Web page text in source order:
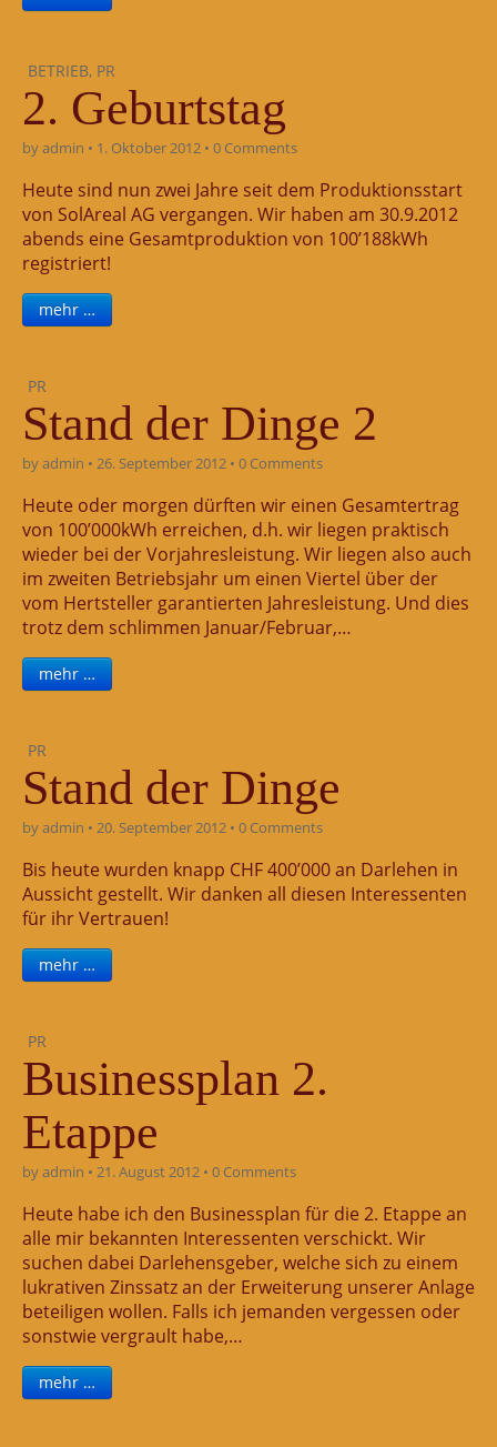
BETRIEB, PR
2. Geburtstag
byadmin • 1. Oktober 2012 • 0 Comments
Heute sind nun zwei Jahre seit dem Produktionsstart
von SolAreal AG vergangen. Wir haben am 30.9.2012
abends eine Gesamtproduktion von 100’188kWh
registriert!
mehr …
PR
Stand der Dinge 2
byadmin • 26. September 2012 • 0 Comments
Heute oder morgen dürften wir einen Gesamtertrag
von 100’000kWh erreichen, d.h. wir liegen praktisch
wieder bei der Vorjahresleistung. Wir liegen also auch
im zweiten Betriebsjahr um einen Viertel über der
vom Hertsteller garantierten Jahresleistung. Und dies
trotz dem schlimmen Januar/Februar,…
mehr …
PR
Stand der Dinge
byadmin • 20. September 2012 • 0 Comments
Bis heute wurden knapp CHF 400’000 an Darlehen in
Aussicht gestellt. Wir danken all diesen Interessenten
für ihr Vertrauen!
mehr …
PR
Businessplan 2.
Etappe
byadmin • 21. August 2012 • 0 Comments
Heute habe ich den Businessplan für die 2. Etappe an
alle mir bekannten Interessenten verschickt. Wir
suchen dabei Darlehensgeber, welche sich zu einem
lukrativen Zinssatz an der Erweiterung unserer Anlage
beteiligen wollen. Falls ich jemanden vergessen oder
sonstwie vergrault habe,…
mehr …